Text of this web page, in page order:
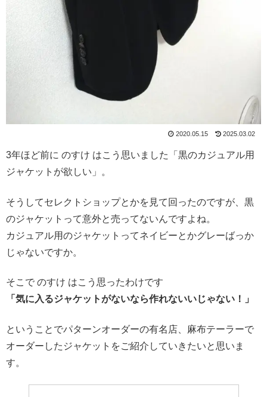
2020.05.15 2025.03.02
3年ほど前に のすけ はこう思いました「黒のカジュアル用
ジャケットが欲しい」。
そうしてセレクトショップとかを見て回ったのですが、黒
のジャケットって意外と売ってないんですよね。
カジュアル用のジャケットってネイビーとかグレーばっか
じゃないですか。
そこで のすけ はこう思ったわけです
「気に入るジャケットがないなら作れないいじゃない！」
ということでパターンオーダーの有名店、麻布テーラーで
オーダーしたジャケットをご紹介していきたいと思いま
す。